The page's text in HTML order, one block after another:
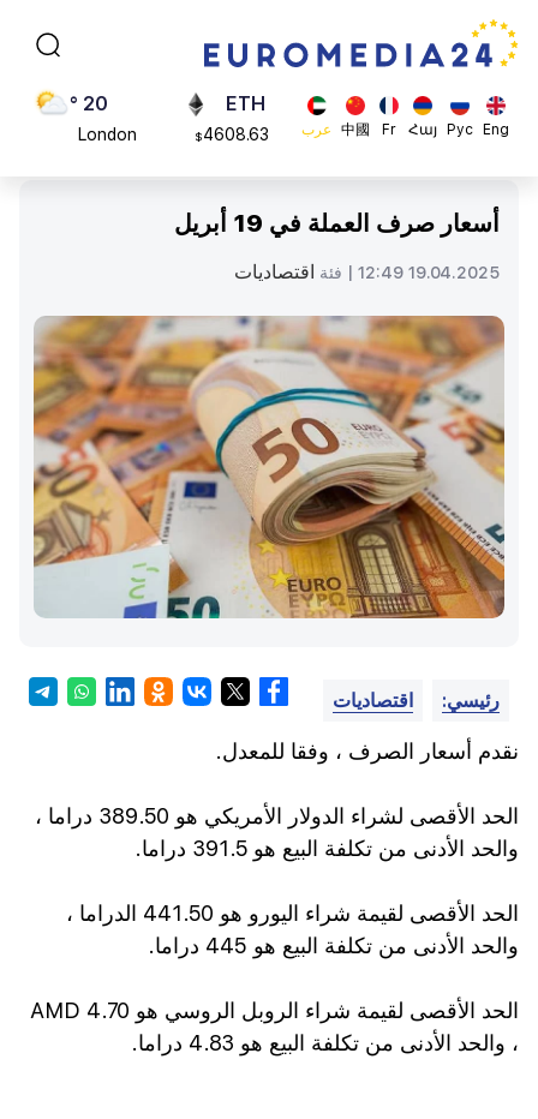
Eng
Рус
Հայ
Fr
中國 عرب
ADA
0.868816
ETH
$4608.63
20 °
London
Rome
23 °
Madrid
أسعار صرف العملة في 19 أبريل
19.04.2025 12:49 | فئة اقتصاديات
رئيسي: اقتصاديات
نقدم أسعار الصرف ، وفقا للمعدل.
الحد الأقصى لشراء الدولار الأمريكي هو 389.50 دراما ،
والحد الأدنى من تكلفة البيع هو 391.5 دراما.
الحد الأقصى لقيمة شراء اليورو هو 441.50 الدراما ،
والحد الأدنى من تكلفة البيع هو 445 دراما.
الحد الأقصى لقيمة شراء الروبل الروسي هو 4.70 AMD
، والحد الأدنى من تكلفة البيع هو 4.83 دراما.